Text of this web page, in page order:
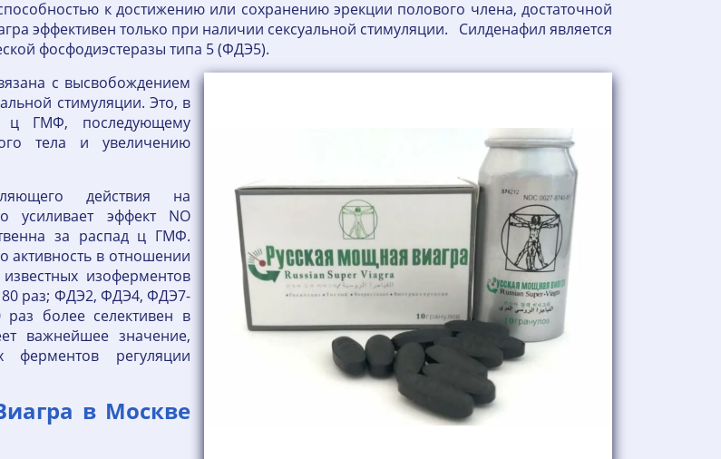
к достижению или сохранению эрекции полового члена, достаточной
эффективен только при наличии сексуальной стимуляции. Силденафил является
фосфодиэстеразы типа 5 (ФДЭ5).
с высвобождением
стимуляции. Это, в
ц ГМФ, последующему
тела и увеличению
действия на
усиливает эффект NO
за распад ц ГМФ.
активность в отношении
изоферментов
80 раз; ФДЭ2, ФДЭ4, ФДЭ7-
более селективен в
важнейшее значение,
регуляции
в Москве